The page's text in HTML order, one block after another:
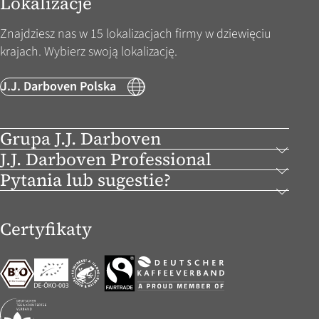
Grupa J.J. Darboven
Znajdziesz nas w 15 lokalizacjach firmy w dziewięciu
krajach. Wybierz swoją lokalizację.
J.J. Darboven Polska
J.J. Darboven Professional
Pytania lub sugestie?
Certyfikaty